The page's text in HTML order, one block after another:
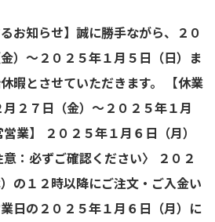
お知らせ】誠に勝手ながら、２０
）～２０２５年１月５日（日）ま
暇とさせていただきます。 【休業
２７日（金）～２０２５年１月
業】 ２０２５年１月６日（月）
：必ずご確認ください〉 ２０２
の１２時以降にご注文・ご入金い
日の２０２５年１月６日（月）に